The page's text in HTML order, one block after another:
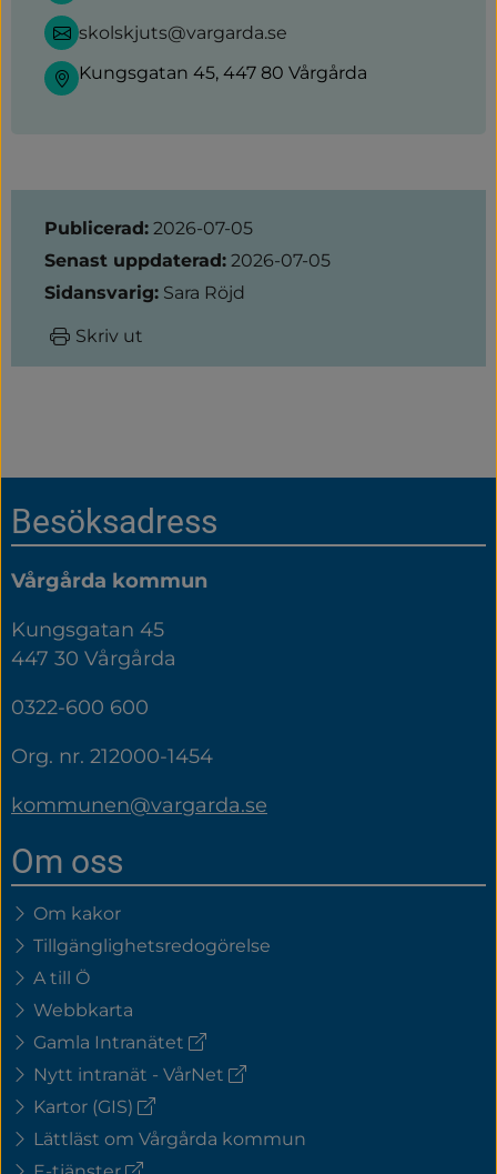
skolskjuts@vargarda.se
Kungsgatan 45, 447 80 Vårgårda
Sidinformation
Publicerad: 2026-07-05
Senast uppdaterad: 2026-07-05
Sidansvarig: Sara Röjd
Skriv ut
Sidfot
Besöksadress
Vårgårda kommun
Kungsgatan 45
447 30 Vårgårda
0322-600 600
Org. nr. 212000-1454
kommunen@vargarda.se
Om oss
Om kakor
Tillgänglighetsredogörelse
A till Ö
Webbkarta
Gamla Intranätet (extern
länk)
Nytt intranät - VårNet (extern
Kartor (GIS) (extern
länk)
Lättläst om Vårgårda kommun